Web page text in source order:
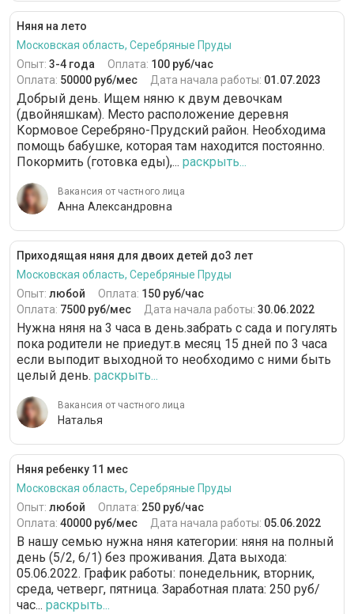
Няня на лето
Московская область, Серебряные Пруды
Опыт: 3-4 года Оплата: 100 руб/час
Оплата: 50000 руб/мес Дата начала работы: 01.07.2023
Добрый день. Ищем няню к двум девочкам
(двойняшкам). Место расположение деревня
Кормовое Серебряно-Прудский район. Необходима
помощь бабушке, которая там находится постоянно.
Покормить (готовка еды),... раскрыть...
Вакансия от частного лица
Анна Александровна
Приходящая няня для двоих детей до3 лет
Московская область, Серебряные Пруды
Опыт: любой Оплата: 150 руб/час
Оплата: 7500 руб/мес Дата начала работы: 30.06.2022
Нужна няня на 3 часа в день.забрать с сада и погулять
пока родители не приедут.в месяц 15 дней по 3 часа
если выподит выходной то необходимо с ними быть
целый день. раскрыть...
Вакансия от частного лица
Наталья
Няня ребенку 11 мес
Московская область, Серебряные Пруды
Опыт: любой Оплата: 250 руб/час
Оплата: 40000 руб/мес Дата начала работы: 05.06.2022
В нашу семью нужна няня категории: няня на полный
день (5/2, 6/1) без проживания. Дата выхода:
05.06.2022. График работы: понедельник, вторник,
среда, четверг, пятница. Заработная плата: 250 руб/
час... раскрыть...